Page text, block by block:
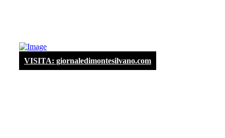
VISITA: giornaledimontesilvano.com